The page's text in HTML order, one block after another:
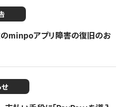
minpoアプリ障害の復旧のお